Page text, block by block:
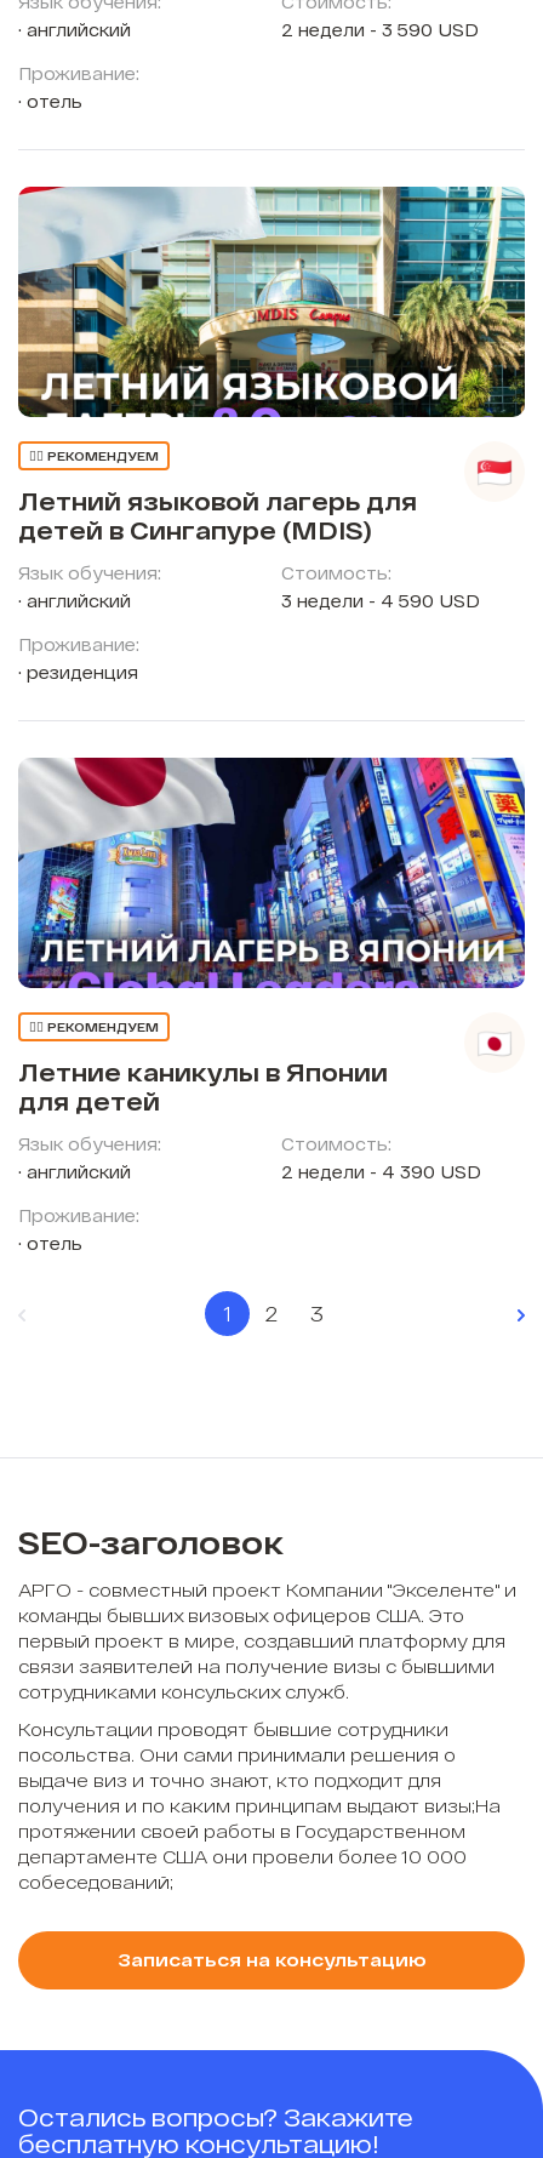
английский
Проживание:
отель
2 недели - 3 590 USD
👍🏼 РЕКОМЕНДУЕМ
Летний языковой лагерь для
детей в Сингапуре (MDIS)
Язык обучения:
английский
Проживание:
резиденция
Стоимость:
3 недели - 4 590 USD
👍🏼 РЕКОМЕНДУЕМ
Летние каникулы в Японии
для детей
Язык обучения:
английский
Проживание:
отель
Стоимость:
2 недели - 4 390 USD
1 2 3
SEO-заголовок
АРГО - совместный проект Компании "Экселенте" и
команды бывших визовых офицеров США. Это
первый проект в мире, создавший платформу для
связи заявителей на получение визы с бывшими
сотрудниками консульских служб.
Консультации проводят бывшие сотрудники
посольства. Они сами принимали решения о
выдаче виз и точно знают, кто подходит для
получения и по каким принципам выдают визы;На
протяжении своей работы в Государственном
департаменте США они провели более 10 000
собеседований;
Записаться на консультацию
Остались вопросы? Закажите
бесплатную консультацию!